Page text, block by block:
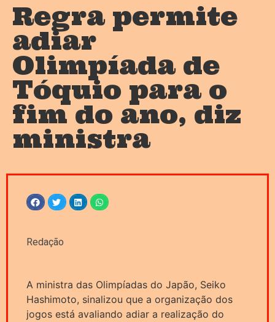
Regra permite
adiar
Olimpíada de
Tóquio para o
fim do ano, diz
ministra
Redação
A ministra das Olimpíadas do Japão, Seiko
Hashimoto, sinalizou que a organização dos
jogos está avaliando adiar a realização do